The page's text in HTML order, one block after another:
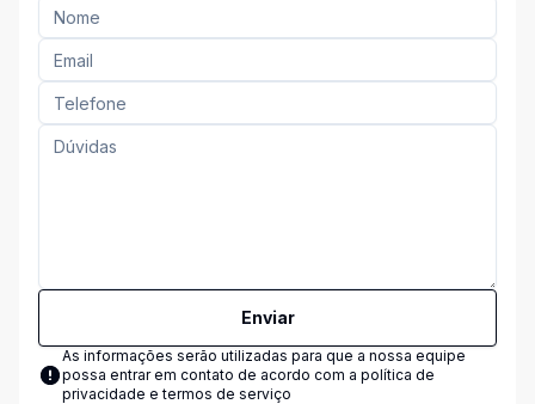
Enviar
As informações serão utilizadas para que a nossa equipe
possa entrar em contato de acordo com a política de
privacidade e termos de serviço